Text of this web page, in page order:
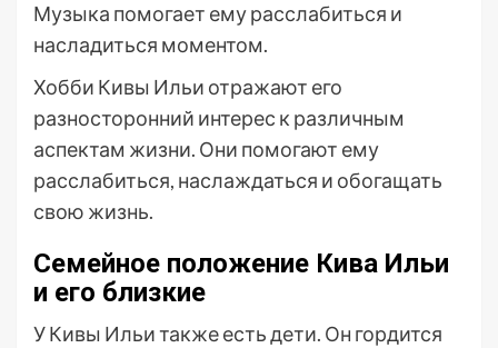
Музыка помогает ему расслабиться и
насладиться моментом.
Хобби Кивы Ильи отражают его
разносторонний интерес к различным
аспектам жизни. Они помогают ему
расслабиться, наслаждаться и обогащать
свою жизнь.
Семейное положение Кива Ильи
и его близкие
У Кивы Ильи также есть дети. Он гордится